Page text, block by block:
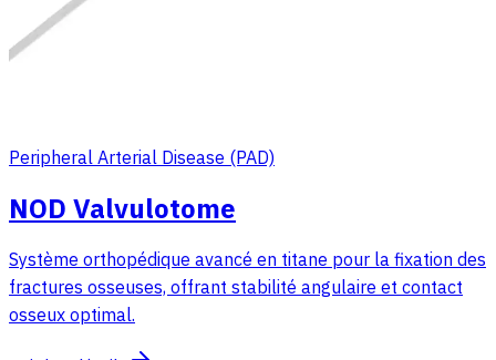
Peripheral Arterial Disease (PAD)
NOD Valvulotome
Système orthopédique avancé en titane pour la fixation des
fractures osseuses, offrant stabilité angulaire et contact
osseux optimal.